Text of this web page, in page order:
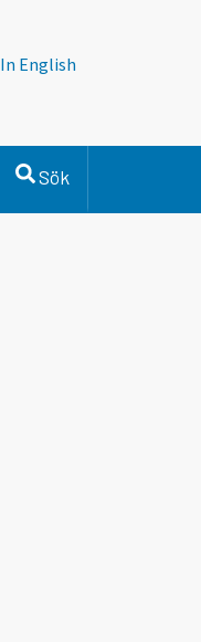
In English
Sök